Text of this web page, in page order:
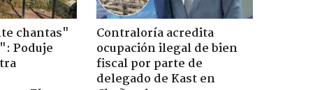
chantas"
Poduje
Contraloría acredita
ocupación ilegal de bien
fiscal por parte de
delegado de Kast en